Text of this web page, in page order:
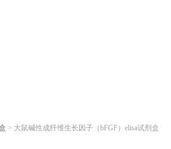
> 大鼠碱性成纤维生长因子（bFGF）elisa试剂盒